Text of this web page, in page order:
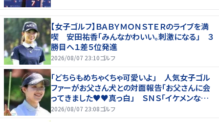
【女子ゴルフ】ＢＡＢＹＭＯＮＳＴＥＲのライブを満
喫 安田祐香「みんなかわいい。刺激になる」 ３
勝目へ１差５位発進
2026/08/07 23:10ゴルフ
「どちらもめちゃくちゃ可愛いよ」 人気女子ゴル
ファーがお父さん犬との対面報告「お父さんに会
ってきました♥♥真っ白」 ＳＮＳ「イケメンなお
父さん」「白戸家入りするんですか？」
2026/08/07 23:08ゴルフ